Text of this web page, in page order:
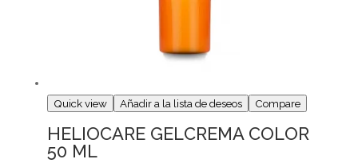
Quick view Añadir a la lista de deseos Compare
HELIOCARE GELCREMA COLOR
50 ML